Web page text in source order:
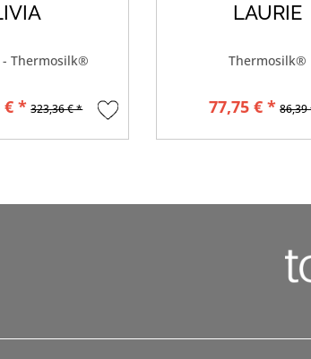
- Thermosilk®
€ * 323,36 € *
LAURIE
Thermosilk®
77,75 € *